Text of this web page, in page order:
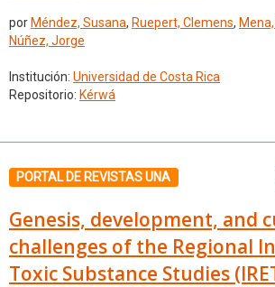
por Méndez, Susana, Ruepert, Clemens,
Núñez, Jorge
Institución: Universidad de Costa Rica
Repositorio: Kérwá
PORTAL DE REVISTAS UNA
Genesis, development, and
challenges of the Regional
Toxic Substance Studies